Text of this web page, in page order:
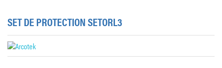
SET DE PROTECTION SETORL3